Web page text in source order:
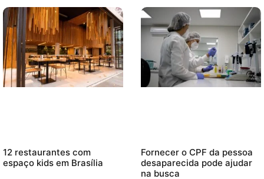
12 restaurantes com
espaço kids em Brasília
Fornecer o CPF da pessoa
desaparecida pode ajudar
na busca